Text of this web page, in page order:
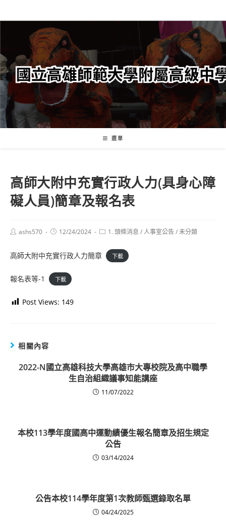
轉
要
內
容
選單
高師大附中充實行政人力(具身心障
礙人員)簡章及報名表
Postashs570
Post12/24/2024
Post1. 頭條消息 /人事室公告/未分類
高師大附中充實行政人力簡章 下載
報名表等-1 下載
Post Views: 149
相關內容
2022-N國立高雄科技大學高雄市大專校院及高中職學
生自治組織議事知能講座
11/07/2022
本校113學年度國高中運動績優生報名簡章及招生規定
公告
03/14/2024
公告本校114學年度第1次教師甄選錄取名單
04/24/2025